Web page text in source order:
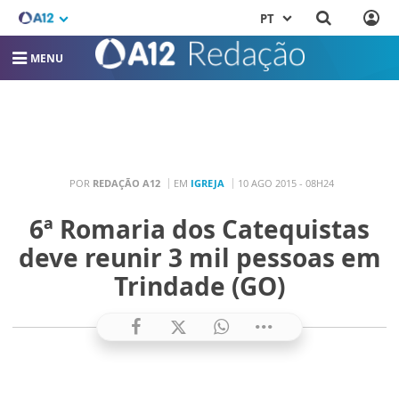
PT
MENU
POR REDAÇÃO A12 EM IGREJA 10 AGO 2015 - 08H24
6ª Romaria dos Catequistas
deve reunir 3 mil pessoas em
Trindade (GO)